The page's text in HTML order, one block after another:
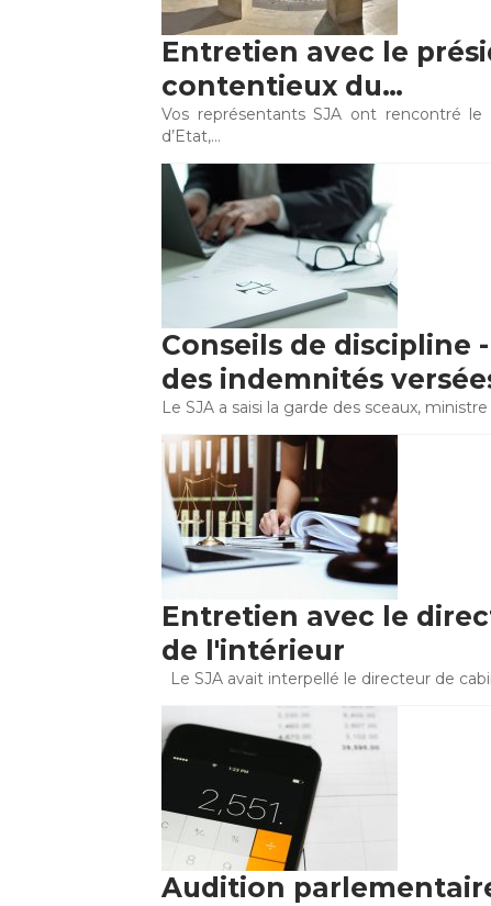
Entretien avec le
contentieux du…
Vos représentants SJA ont rencontré
d’Etat,…
Conseils de discipline
des indemnités
Le SJA a saisi la garde des sceaux,
Entretien avec le
de l'intérieur
Le SJA avait interpellé le directeur de
Audition